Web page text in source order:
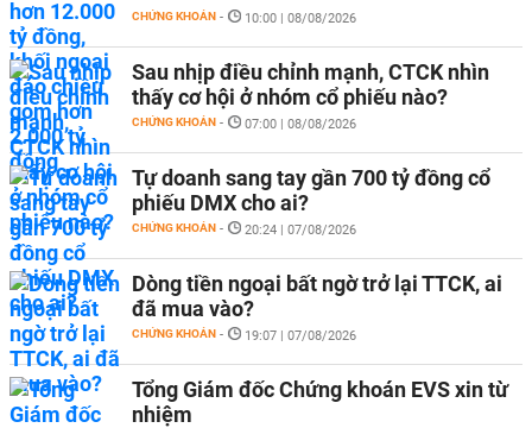
CHỨNG KHOÁN - 10:00 | 08/08/2026
Sau nhịp điều chỉnh mạnh, CTCK nhìn
thấy cơ hội ở nhóm cổ phiếu nào?
CHỨNG KHOÁN - 07:00 | 08/08/2026
Tự doanh sang tay gần 700 tỷ đồng cổ
phiếu DMX cho ai?
CHỨNG KHOÁN - 20:24 | 07/08/2026
Dòng tiền ngoại bất ngờ trở lại TTCK, ai
đã mua vào?
CHỨNG KHOÁN - 19:07 | 07/08/2026
Tổng Giám đốc Chứng khoán EVS xin từ
nhiệm